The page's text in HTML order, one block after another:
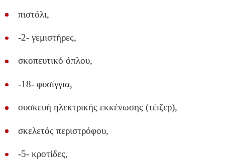
πιστόλι,
-2- γεμιστήρες,
σκοπευτικό όπλου,
-18- φυσίγγια,
συσκευή ηλεκτρικής εκκένωσης (τέιζερ),
σκελετός περιστρόφου,
-5- κροτίδες,